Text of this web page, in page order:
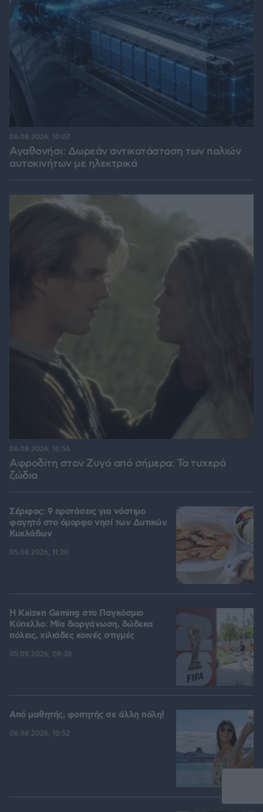
Αγαθονήσι: Δωρεάν αντικατάσταση των παλιών
αυτοκινήτων με ηλεκτρικά
06.08.2026, 10:07
Αφροδίτη στον Ζυγό από σήμερα: Τα τυχερά
ζώδια
06.08.2026, 10:56
Σέριφος: 9 προτάσεις για νόστιμο
φαγητό στο όμορφο νησί των Δυτικών
Κυκλάδων
05.08.2026, 11:20
H Kaizen Gaming στο Παγκόσμιο
Kύπελλο: Μία διοργάνωση, δώδεκα
πόλεις, χιλιάδες κοινές στιγμές
05.08.2026, 08:38
Από μαθητής, φοιτητής σε άλλη πόλη!
06.08.2026, 10:52